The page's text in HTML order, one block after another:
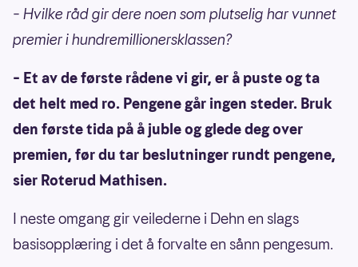
– Hvilke råd gir dere noen som plutselig har vunnet
premier i hundremillionersklassen?
– Et av de første rådene vi gir, er å puste og ta
det helt med ro. Pengene går ingen steder. Bruk
den første tida på å juble og glede deg over
premien, før du tar beslutninger rundt pengene,
sier Roterud Mathisen.
I neste omgang gir veilederne i Dehn en slags
basisopplæring i det å forvalte en sånn pengesum.